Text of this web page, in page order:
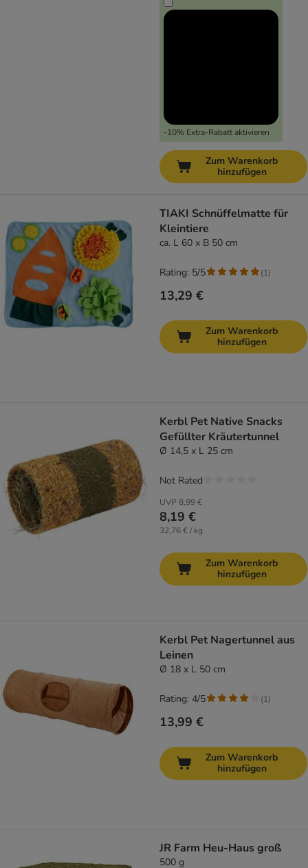
-10% Extra-Rabatt aktivieren
Zum Warenkorb
hinzufügen
TIAKI Schnüffelmatte für
Kleintiere
ca. L 60 x B 50 cm
13,29 €
Rating: 5/5 (1)
Zum Warenkorb
hinzufügen
Kerbl Pet Native Snacks
Gefüllter Kräutertunnel
Ø 14,5 x L 25 cm
UVP 8,99 €
8,19 €
32,76 € / kg
Not Rated
Zum Warenkorb
hinzufügen
Kerbl Pet Nagertunnel aus
Leinen
Ø 18 x L 50 cm
13,99 €
Rating: 4/5 (1)
Zum Warenkorb
hinzufügen
JR Farm Heu-Haus groß
500 g